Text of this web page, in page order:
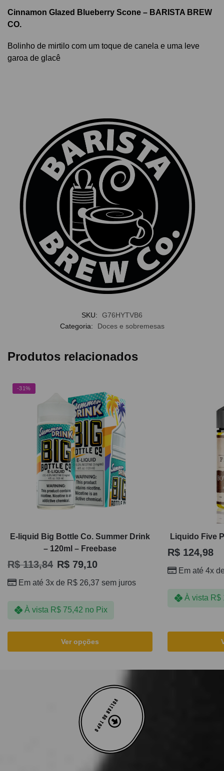
Cinnamon Glazed Blueberry Scone – BARISTA BREW
CO.
Bolinho de mirtilo com um toque de canela e uma leve
garoa de glacê
SKU:
G76HYTVB6
Categoria:
Doces e sobremesas
Produtos relacionados
-31%
E-liquid Big Bottle Co. Summer Drink
– 120ml – Freebase
R$113,84 R$ 79,10
Em até 3x de R$ 26,37 sem juros
À vista R$75,42 no Pix
Ver opções
Liquido Five
R$ 124,98
Em até 4x
À vista R$
VOLTAR AO TOPO